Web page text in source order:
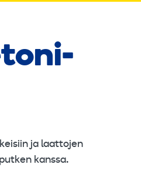
ja laattojen
kanssa.